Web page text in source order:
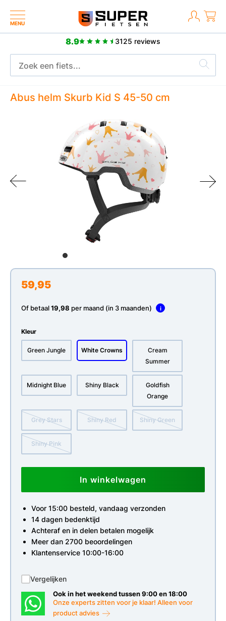
MENU
8.9 3125 reviews
Meer dan 2500
Abus helm Skurb Kid S 45-50 cm
59,95
Of betaal19,98 per maand (in 3 maanden) i
Kleur
Green Jungle White Crowns
Cream
Summer
Midnight Blue Shiny Black
Goldfish
Orange
Grey Stars Shiny Red Shiny Green
Shiny Pink
In winkelwagen
Voor 15:00 besteld, vandaag verzonden
14 dagen bedenktijd
Achteraf en in delen betalen mogelijk
Meer dan 2700 beoordelingen
Klantenservice 10:00-16:00
Vergelijken
Ook in het weekend tussen 9:00 en 18:00
Onze experts zitten voor je klaar! Alleen voor
product advies